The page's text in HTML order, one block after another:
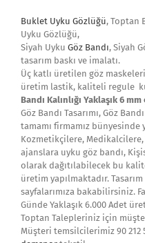
Buklet Uyku Gözlüğü, Toptan
Uyku Gözlüğü,
Siyah Uyku Göz Bandı, Siyah
tasarım baskı ve imalatı.
Üç katlı üretilen göz
üretim lastik, kaliteli regule
Bandı Kalınlığı Yaklaşık 6
Göz Bandı Tasarımı, Göz
tamamı firmamız bünyesinde
Kozmetikçilere,
ajanslara uyku göz bandı,
olarak dağıtılabilecek bu
üretim yapılmaktadır.
sayfalarımıza bakabilirsiniz.
Günde Yaklaşık 6.000 Adet
Toptan Talepleriniz için
Müşteri temsilcilerimiz 90 212